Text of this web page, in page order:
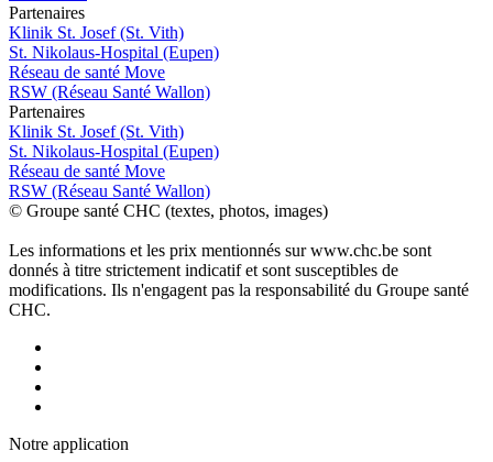
Partenaires
Klinik St. Josef (St. Vith)
St. Nikolaus-Hospital (Eupen)
Réseau de santé Move
RSW (Réseau Santé Wallon)
Partenaires
Klinik St. Josef (St. Vith)
St. Nikolaus-Hospital (Eupen)
Réseau de santé Move
RSW (Réseau Santé Wallon)
© Groupe santé CHC (textes, photos, images)
Les informations et les prix mentionnés sur www.chc.be sont
donnés à titre strictement indicatif et sont susceptibles de
modifications. Ils n'engagent pas la responsabilité du Groupe santé
CHC.
Notre application